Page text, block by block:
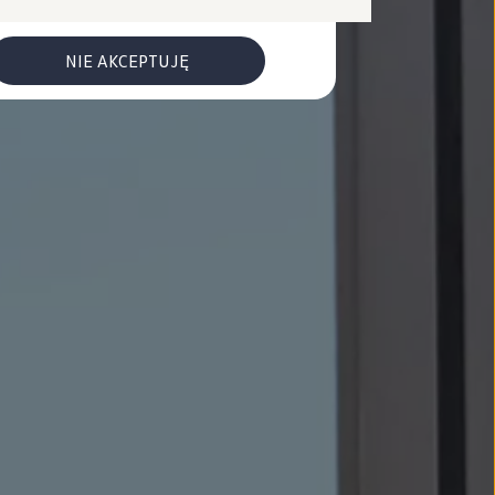
NIE AKCEPTUJĘ